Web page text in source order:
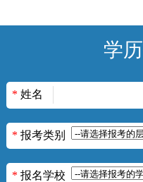
学
* 姓名
* 报考类别
* 报名学校